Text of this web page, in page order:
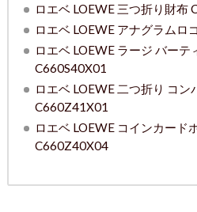
ロエベ LOEWE 三つ折り財布
ロエベ LOEWE アナグラムロ
ロエベ LOEWE ラージ バーテ
C660S40X01
ロエベ LOEWE 二つ折り コン
C660Z41X01
ロエベ LOEWE コインカード
C660Z40X04